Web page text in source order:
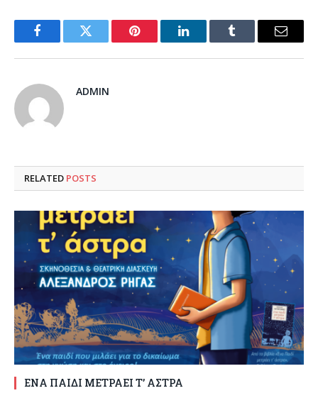
FacebookTwitter Pinterest LinkedInTumblr Email
ADMIN
RELATED POSTS
ΕΝΑ ΠΑΙΔΙ ΜΕΤΡΑΕΙ Τ’ ΑΣΤΡΑ